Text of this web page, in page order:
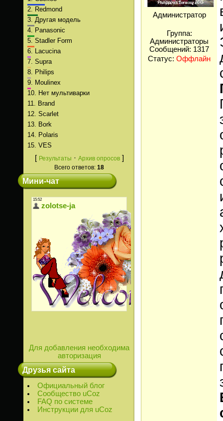
2.
Redmond
3. Другая модель
4.
Panasonic
5. Stadler Form
6.
Lacucina
7. Supra
8.
Philips
9.
Moulinex
10.
Нет мультиварки
11.
Brand
12. Scarlet
13.
Bork
14.
Polaris
15. VES
[ Результаты · Архив опросов]
Всего ответов: 18
Мини-чат
Для добавления необходима
авторизация
Друзья сайта
Официальный блог
Сообщество uCoz
FAQ по системе
Инструкции для uCoz
Администратор
Группа:
Администраторы
Сообщений: 1317
Статус: Оффлайн